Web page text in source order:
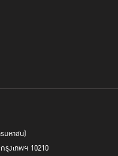
มหาชน)
งเทพฯ 10210